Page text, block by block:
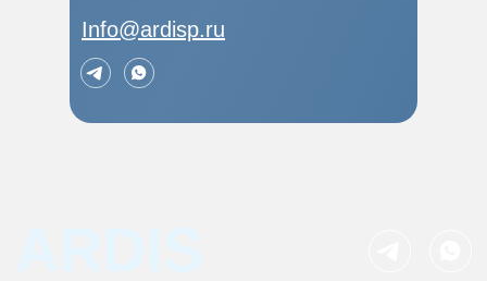
Info@ardisp.ru